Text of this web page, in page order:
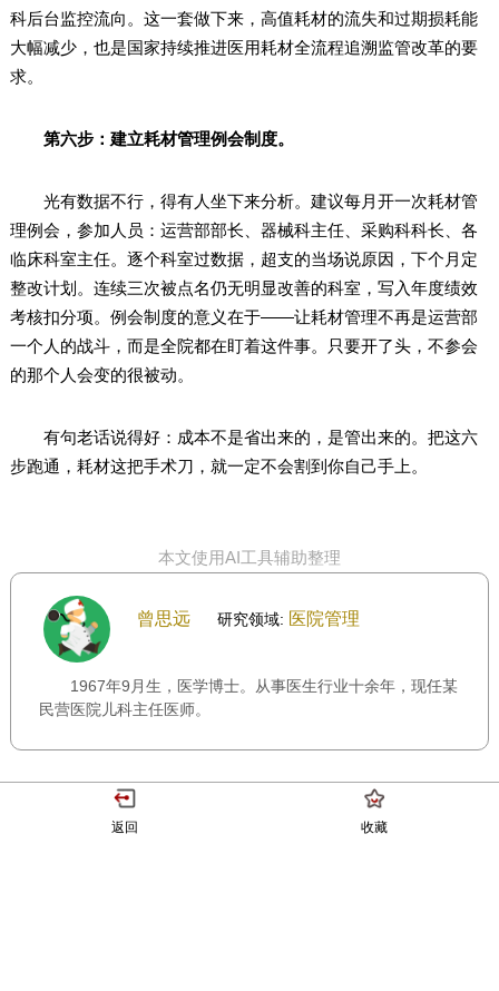
科后台监控流向。这一套做下来，高值耗材的流失和过期损耗能
大幅减少，也是国家持续推进医用耗材全流程追溯监管改革的要
求。
第六步：建立耗材管理例会制度。
光有数据不行，得有人坐下来分析。建议每月开一次耗材管
理例会，参加人员：运营部部长、器械科主任、采购科科长、各
临床科室主任。逐个科室过数据，超支的当场说原因，下个月定
整改计划。连续三次被点名仍无明显改善的科室，写入年度绩效
考核扣分项。例会制度的意义在于——让耗材管理不再是运营部
一个人的战斗，而是全院都在盯着这件事。只要开了头，不参会
的那个人会变的很被动。
有句老话说得好：成本不是省出来的，是管出来的。把这六
步跑通，耗材这把手术刀，就一定不会割到你自己手上。
本文使用AI工具辅助整理
曾思远 研究领域: 医院管理
1967年9月生，医学博士。从事医生行业十余年，现任某
民营医院儿科主任医师。
返回 收藏